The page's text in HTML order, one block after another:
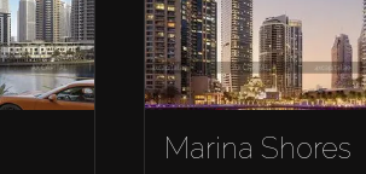
Marina Shores